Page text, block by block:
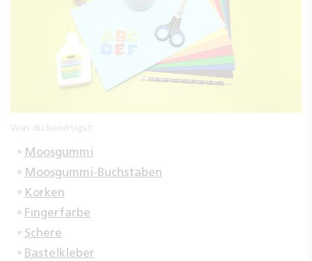
Was du benötigst:
Moosgummi
Moosgummi-Buchstaben
Korken
Fingerfarbe
Schere
Bastelkleber